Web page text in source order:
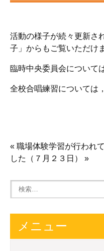
活動の様子が続々更新さ
子」からもご覧いただけ
臨時中央委員会について
全校合唱練習については
« 職場体験学習が行われ
した（７月２３日）
»
メニュー